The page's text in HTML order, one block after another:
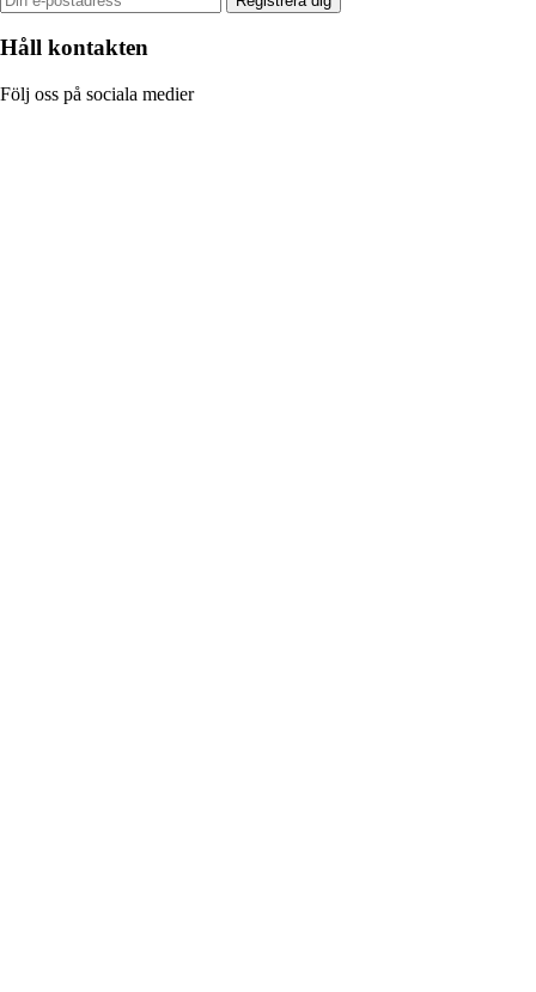
Håll kontakten
Följ oss på sociala medier